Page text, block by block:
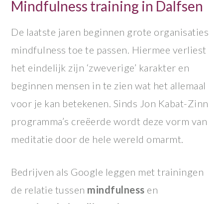
Mindfulness training in Dalfsen
De laatste jaren beginnen grote organisaties
mindfulness toe te passen. Hiermee verliest
het eindelijk zijn ‘zweverige’ karakter en
beginnen mensen in te zien wat het allemaal
voor je kan betekenen. Sinds Jon Kabat-Zinn
programma’s creëerde wordt deze vorm van
meditatie door de hele wereld omarmt.
Bedrijven als Google leggen met trainingen
de relatie tussen mindfulness en